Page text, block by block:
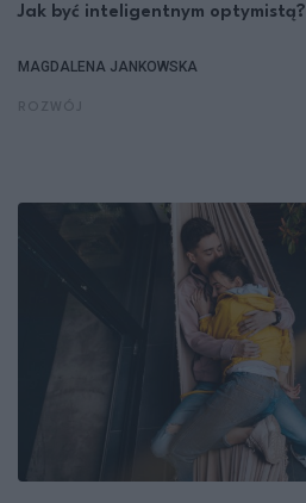
Jak być inteligentnym optymistą?
MAGDALENA JANKOWSKA